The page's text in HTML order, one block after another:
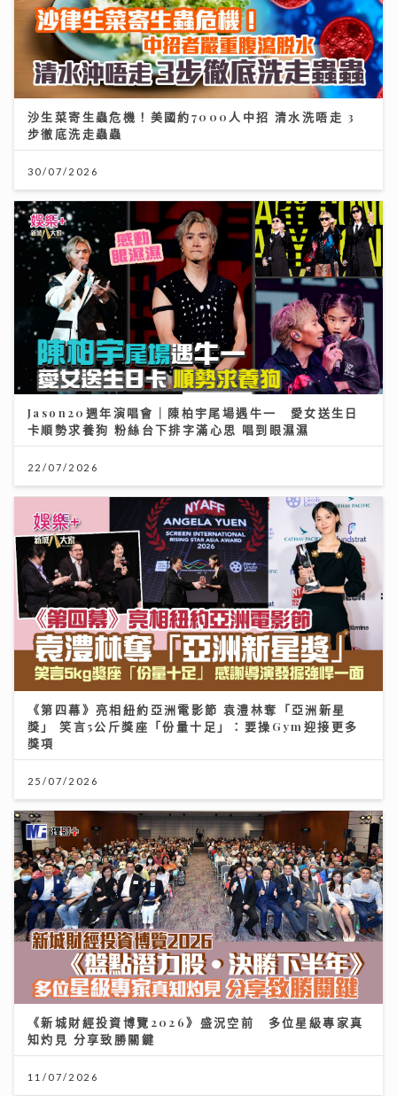
沙生菜寄生蟲危機！美國約7000人中招 清水洗唔走 3
步徹底洗走蟲蟲
30/07/2026
Jason20週年演唱會｜陳柏宇尾場遇牛一 愛女送生日
卡順勢求養狗 粉絲台下排字滿心思 唱到眼濕濕
22/07/2026
《第四幕》亮相紐約亞洲電影節 袁澧林奪「亞洲新星
獎」 笑言5公斤獎座「份量十足」：要操Gym迎接更多
獎項
25/07/2026
《新城財經投資博覽2026》盛況空前 多位星級專家真
知灼見 分享致勝關鍵
11/07/2026